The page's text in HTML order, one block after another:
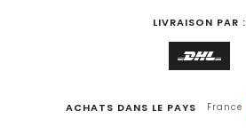
LIVRAISON PAR :
ACHATS DANS LE PAYS France